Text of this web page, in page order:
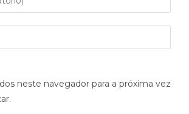
neste navegador para a próxima vez